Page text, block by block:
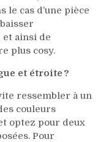
le cas d’une pièce
ainsi de
plus cosy.
et étroite ?
ressembler à un
couleurs
optez pour deux
Pour